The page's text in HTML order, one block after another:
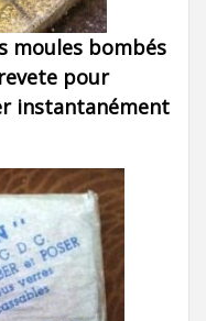
moules bombés
pour
instantanément